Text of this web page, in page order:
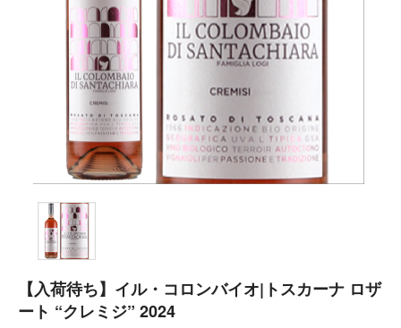
【入荷待ち】イル・コロンバイオ|トスカーナ ロザ
ート “クレミジ” 2024